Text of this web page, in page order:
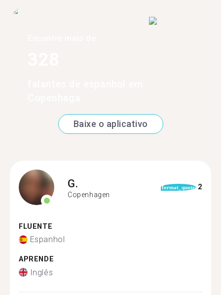
Baixe o aplicativo
G.
Copenhagen
format_quote 2
FLUENTE
Espanhol
APRENDE
Inglês